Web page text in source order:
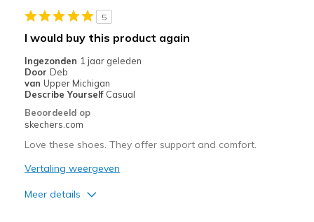
Going Out
Width
Feels true to width
Sizing
View On Shoes
Shoes are for Wearing
5
I would buy this product again
Ingezonden 1 jaar geleden
Door Deb
van Upper Michigan
Describe Yourself Casual
Beoordeeld op
skechers.com
Love these shoes. They offer support and comfort.
Vertaling weergeven
Meer details